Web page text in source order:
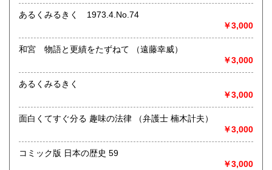
あるくみるきく 1973.4.No.74
￥3,000
和宮 物語と更績をたずねて （遠藤幸威）
￥3,000
あるくみるきく
￥3,000
面白くてすぐ分る 趣味の法律 （弁護士 楠木計夫）
￥3,000
コミック版 日本の歴史 59
￥3,000